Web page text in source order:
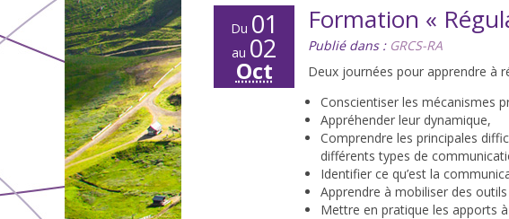
Du 01
au 02
Oct
Formation «
Publié dans : GRCS-RA
Deux journées pour apprendre à
Conscientiser les mécanismes
Appréhender leur dynamique,
Comprendre les principales
différents types de
Identifier ce qu’est la
Apprendre à mobiliser des
Mettre en pratique les apports